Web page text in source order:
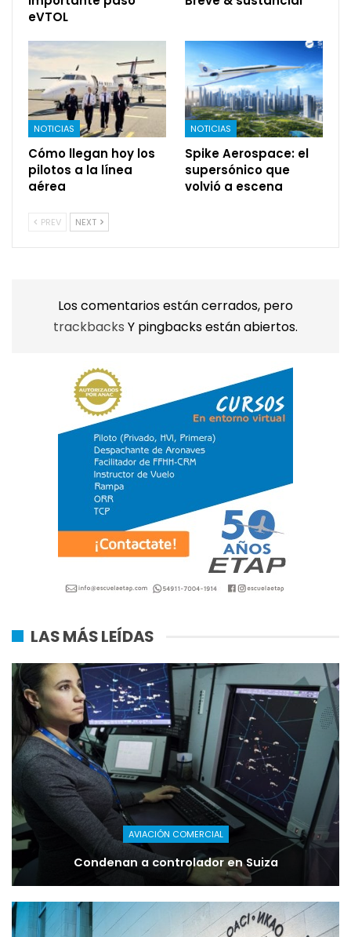
eVTOL
NOTICIAS
Cómo llegan hoy los
pilotos a la línea
aérea
NOTICIAS
Spike Aerospace: el
supersónico que
volvió a escena
PREV NEXT
Los comentarios están cerrados, pero
trackbacks Y pingbacks están abiertos.
LAS MÁS LEÍDAS
AVIACIÓN COMERCIAL
Condenan a controlador en Suiza